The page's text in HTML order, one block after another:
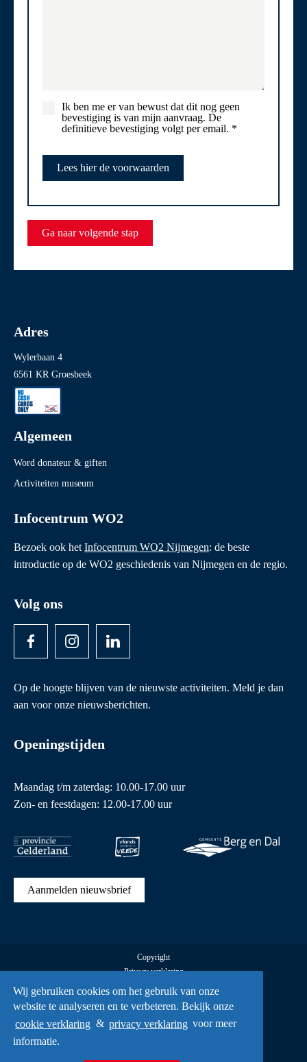
Wij gebruiken cookies om het gebruik van onze
website te analyseren en te verbeteren. Bekijk onze
cookie verklaring & privacy verklaring voor meer
informatie.
Ik ben me er van bewust dat dit nog geen
bevestiging is van mijn aanvraag. De
definitieve bevestiging volgt per email. *
Lees hier de voorwaarden
Ga naar volgende stap
Adres
Wylerbaan 4
6561 KR Groesbeek
Algemeen
Word donateur & giften
Activiteiten museum
Infocentrum WO2
Bezoek ook het Infocentrum WO2 Nijmegen: de beste
introductie op de WO2 geschiedenis van Nijmegen en de regio.
Volg ons
Op de hoogte blijven van de nieuwste activiteiten. Meld je dan
aan voor onze nieuwsberichten.
Openingstijden
Maandag t/m zaterdag: 10.00-17.00 uur
Zon- en feestdagen: 12.00-17.00 uur
Aanmelden nieuwsbrief
Copyright
Privacy verklaring
Cookies
A Creative Mind